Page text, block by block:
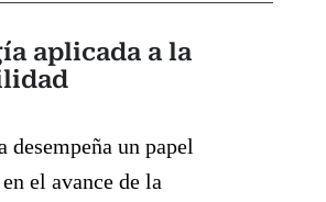
aplicada a la
desempeña un papel
el avance de la